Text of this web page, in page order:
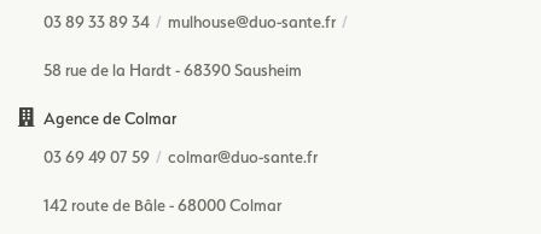
03 89 33 89 34
mulhouse@duo-sante.fr
58 rue de la Hardt - 68390 Sausheim
Agence de Colmar
03 69 49 07 59
colmar@duo-sante.fr
142 route de Bâle - 68000 Colmar